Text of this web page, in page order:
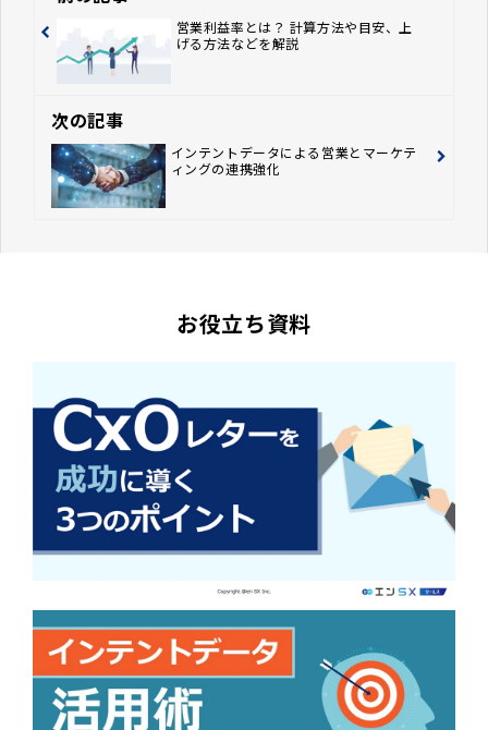
営業利益率とは？ 計算方法や目安、上
げる方法などを解説
次の記事
インテントデータによる営業とマーケテ
ィングの連携強化
お役立ち資料